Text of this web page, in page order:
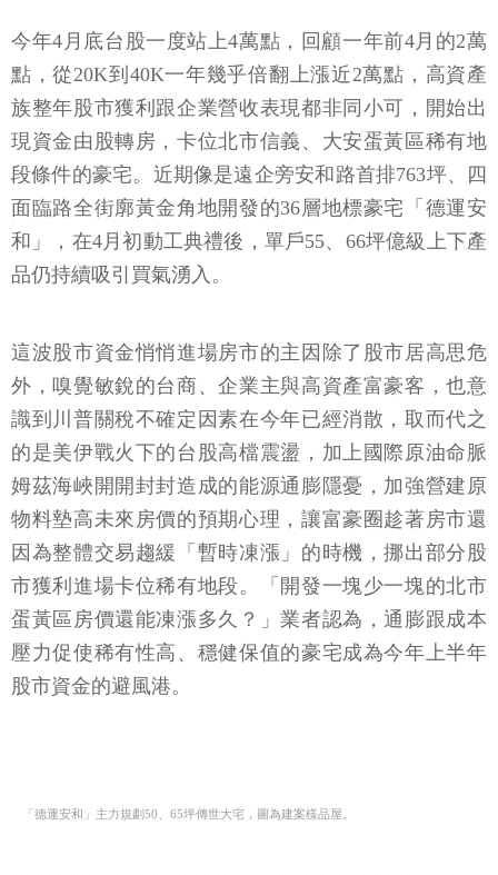
今年4月底台股一度站上4萬點，回顧一年前4月的2萬
點，從20K到40K一年幾乎倍翻上漲近2萬點，高資產
族整年股市獲利跟企業營收表現都非同小可，開始出
現資金由股轉房，卡位北市信義、大安蛋黃區稀有地
段條件的豪宅。近期像是遠企旁安和路首排763坪、四
面臨路全街廓黃金角地開發的36層地標豪宅「德運安
和」，在4月初動工典禮後，單戶55、66坪億級上下產
品仍持續吸引買氣湧入。
這波股市資金悄悄進場房市的主因除了股市居高思危
外，嗅覺敏銳的台商、企業主與高資產富豪客，也意
識到川普關稅不確定因素在今年已經消散，取而代之
的是美伊戰火下的台股高檔震盪，加上國際原油命脈
姆茲海峽開開封封造成的能源通膨隱憂，加強營建原
物料墊高未來房價的預期心理，讓富豪圈趁著房市還
因為整體交易趨緩「暫時凍漲」的時機，挪出部分股
市獲利進場卡位稀有地段。「開發一塊少一塊的北市
蛋黃區房價還能凍漲多久？」業者認為，通膨跟成本
壓力促使稀有性高、穩健保值的豪宅成為今年上半年
股市資金的避風港。
「德運安和」主力規劃50、65坪傳世大宅，圖為建案樣品屋。